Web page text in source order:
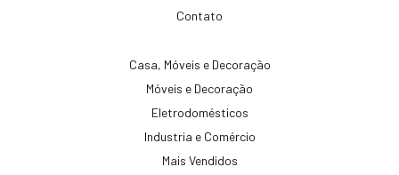
Contato
Casa, Móveis e Decoração
Móveis e Decoração
Eletrodomésticos
Industria e Comércio
Mais Vendidos